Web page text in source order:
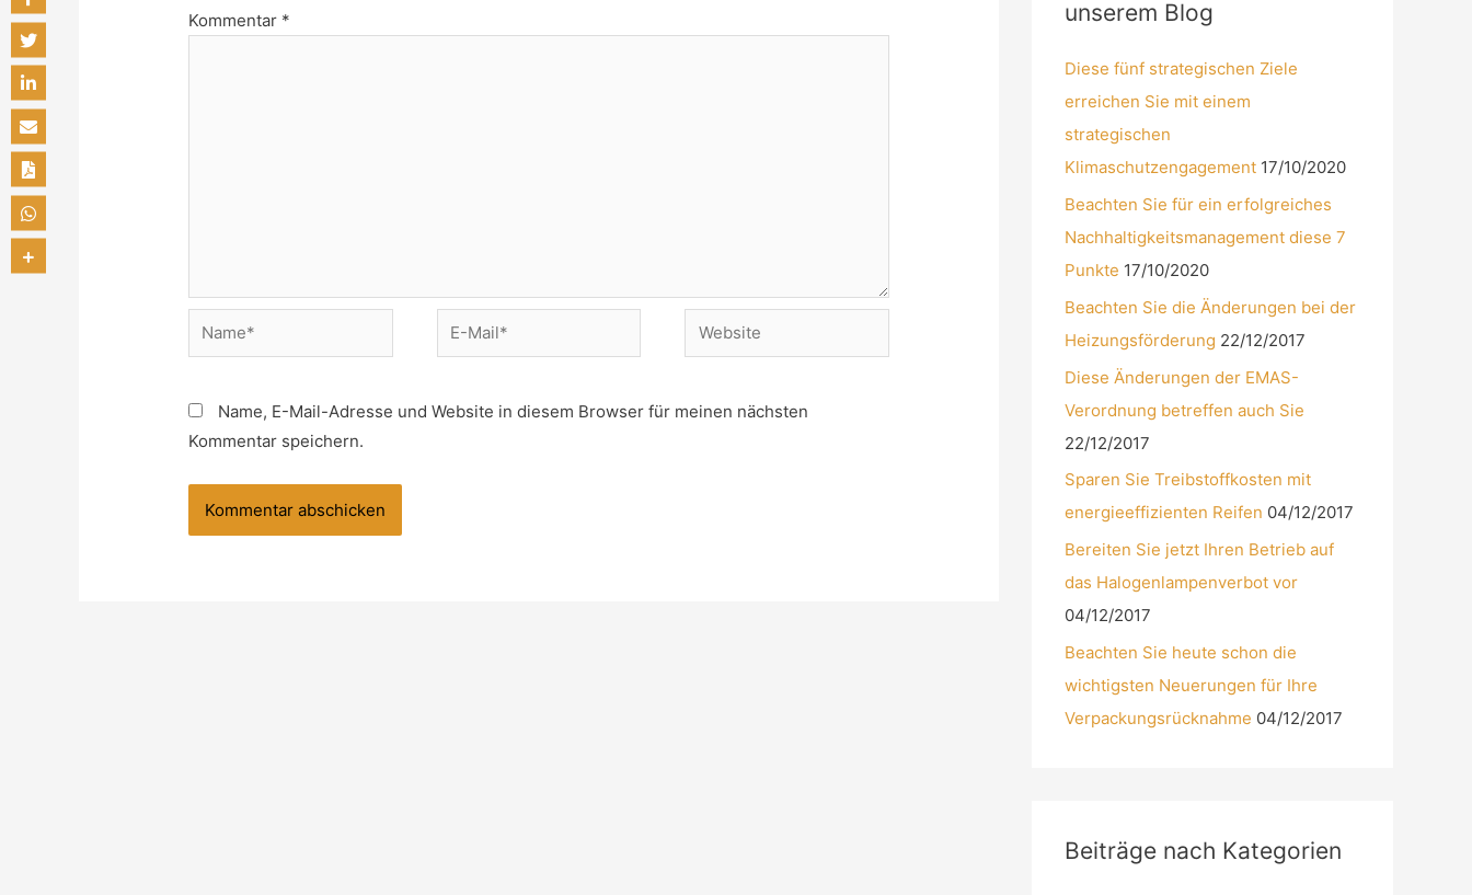
Kommentar *
Name, E-Mail-Adresse und Website in diesem Browser für meinen nächsten
Kommentar speichern.
unserem Blog
Diese fünf strategischen Ziele
erreichen Sie mit einem
strategischen
Klimaschutzengagement 17/10/2020
Beachten Sie für ein erfolgreiches
Nachhaltigkeitsmanagement diese 7
Punkte 17/10/2020
Beachten Sie die Änderungen bei der
Heizungsförderung 22/12/2017
Diese Änderungen der EMAS-
Verordnung betreffen auch Sie
22/12/2017
Sparen Sie Treibstoffkosten mit
energieeffizienten Reifen 04/12/2017
Bereiten Sie jetzt Ihren Betrieb auf
das Halogenlampenverbot vor
04/12/2017
Beachten Sie heute schon die
wichtigsten Neuerungen für Ihre
Verpackungsrücknahme 04/12/2017
Beiträge nach Kategorien